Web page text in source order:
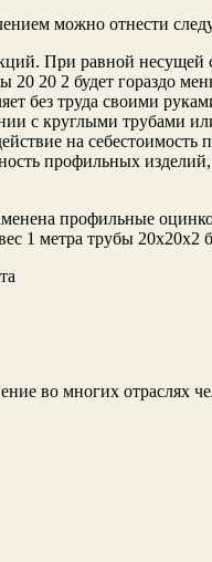
можно отнести
При равной несущей
20 2 будет гораздо
без труда своими
с круглыми трубами
на себестоимость
профильных
профильные
1 метра трубы 20х20х2
во многих отраслях